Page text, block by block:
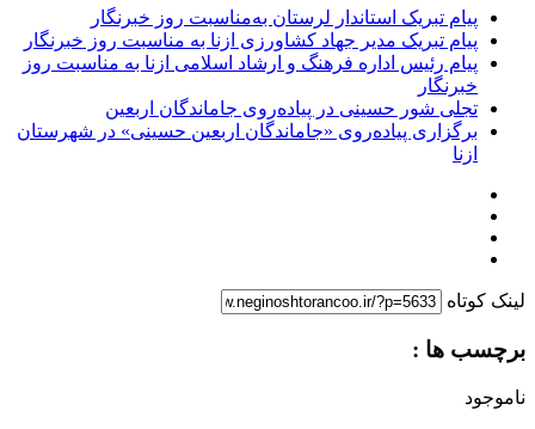
پیام تبریک استاندار لرستان به‌مناسبت روز خبرنگار
پیام تبریک مدیر جهاد کشاورزی ازنا به مناسبت روز خبرنگار
پیام رئیس اداره فرهنگ و ارشاد اسلامی ازنا به مناسبت روز
خبرنگار
تجلی شور حسینی در پیاده‌روی جاماندگان اربعین
برگزاری پیاده‌روی «جاماندگان اربعین حسینی» در شهرستان
ازنا
لینک کوتاه
برچسب ها :
ناموجود